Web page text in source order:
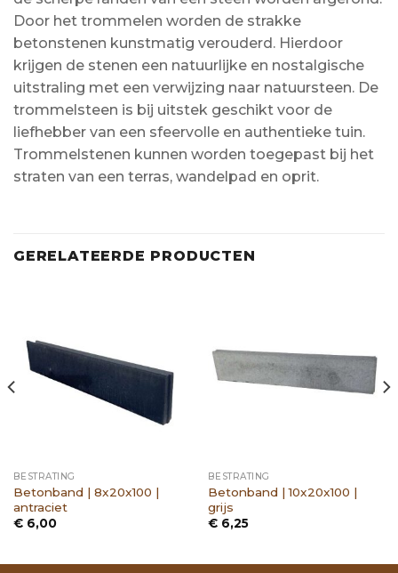
Door het trommelen worden de strakke
betonstenen kunstmatig verouderd. Hierdoor
krijgen de stenen een natuurlijke en nostalgische
uitstraling met een verwijzing naar natuursteen. De
trommelsteen is bij uitstek geschikt voor de
liefhebber van een sfeervolle en authentieke tuin.
Trommelstenen kunnen worden toegepast bij het
straten van een terras, wandelpad en oprit.
GERELATEERDE PRODUCTEN
BESTRATING
Betonband | 8x20x100 |
antraciet
€6,00
BESTRATING
Betonband | 10x20x100 |
grijs
€6,25